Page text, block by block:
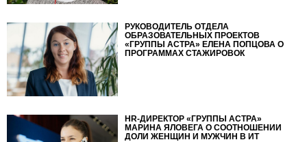
РУКОВОДИТЕЛЬ ОТДЕЛА
ОБРАЗОВАТЕЛЬНЫХ ПРОЕКТОВ
«ГРУППЫ АСТРА» ЕЛЕНА ПОПЦОВА О
ПРОГРАММАХ СТАЖИРОВОК
HR-ДИРЕКТОР «ГРУППЫ АСТРА»
МАРИНА ЯЛОВЕГА О СООТНОШЕНИИ
ДОЛИ ЖЕНЩИН И МУЖЧИН В ИТ